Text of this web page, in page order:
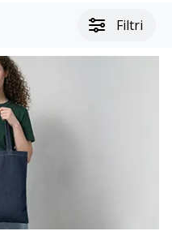
Filtri